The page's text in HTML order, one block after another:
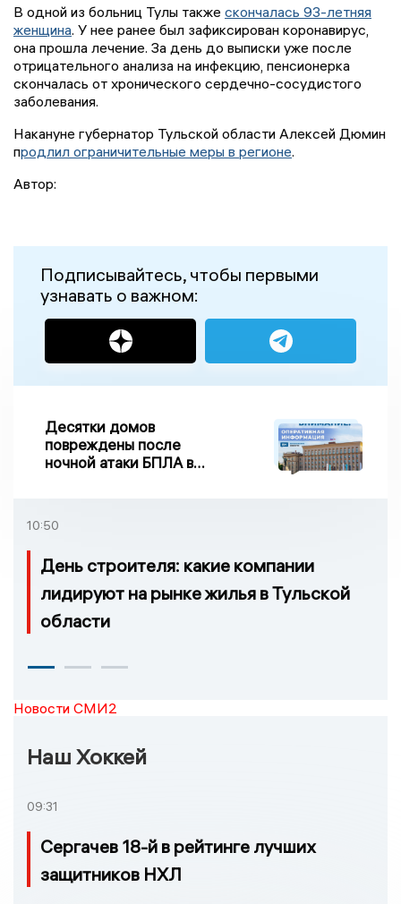
В одной из больниц Тулы также скончалась 93-летняя
женщина. У нее ранее был зафиксирован коронавирус,
она прошла лечение. За день до выписки уже после
отрицательного анализа на инфекцию, пенсионерка
скончалась от хронического сердечно-сосудистого
заболевания.
Накануне губернатор Тульской области Алексей Дюмин
продлил ограничительные меры в регионе.
Автор:
Подписывайтесь, чтобы первыми
узнавать о важном:
Десятки домов
повреждены после
ночной атаки БПЛА в
10:50
День строителя: какие компании
лидируют на рынке жилья в Тульской
области
Новости СМИ2
Наш Хоккей
09:31
Сергачев 18-й в рейтинге лучших
защитников НХЛ